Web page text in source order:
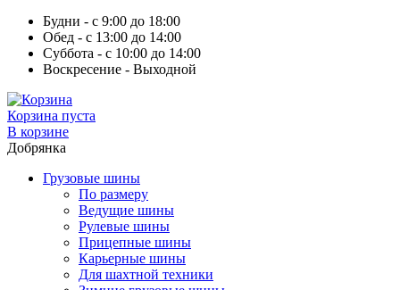
Будни - с 9:00 до 18:00
Обед - с 13:00 до 14:00
Суббота - с 10:00 до 14:00
Воскресение - Выходной
Корзина пуста
В корзине
Добрянка
Грузовые шины
По размеру
Ведущие шины
Рулевые шины
Прицепные шины
Карьерные шины
Для шахтной техники